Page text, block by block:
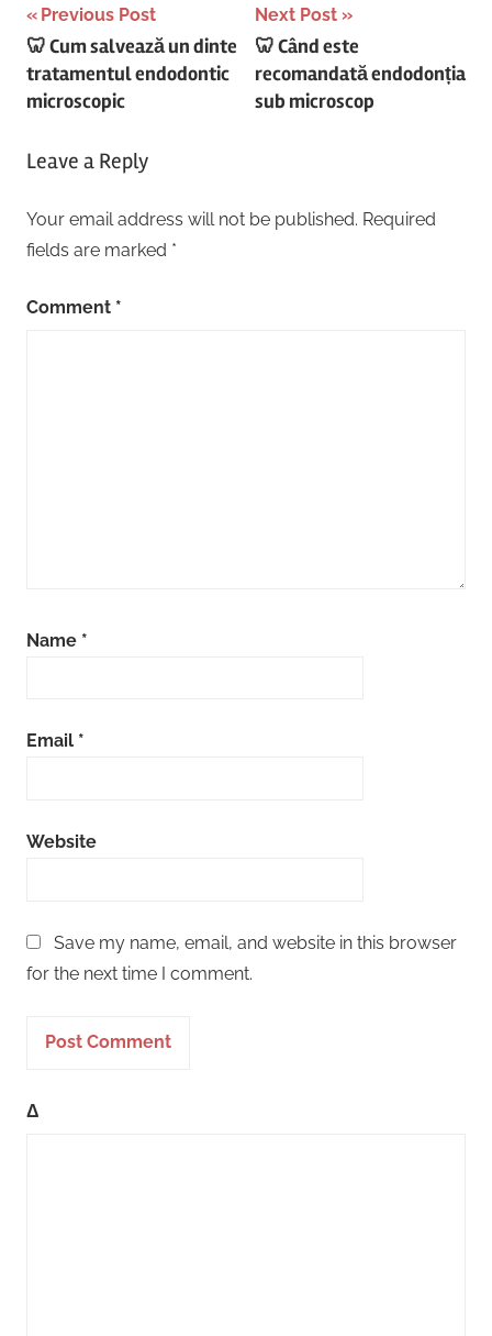
Post
navigation
Previous Post
🦷 Cum salvează un dinte
tratamentul endodontic
microscopic
Next Post
🦷 Când este
recomandată endodonția
sub microscop
Leave a Reply
Your email address will not be published. Required
fields are marked *
Comment *
Name *
Email *
Website
Save my name, email, and website in this browser
for the next time I comment.
Δ